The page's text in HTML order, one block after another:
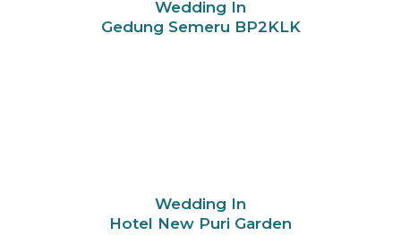
Wedding In
Gedung Semeru BP2KLK
Wedding In
Hotel New Puri Garden